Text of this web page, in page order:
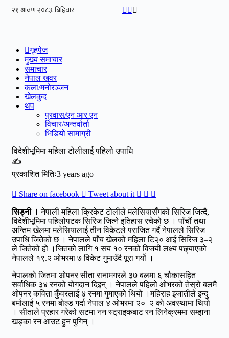
Skip
गृहपेज
मुख्य समाचार
समाचार
नेपाल खवर
कला/मनोरञ्जन
खेलकुद
थप
प्रवास/एन आर एन
विचार/अन्तर्वार्ता
भिडियो सामाग्री
विदेशीभूमिमा महिला टोलीलाई पहिलो उपाधि
✍
प्रकाशित मितिः3 years ago
Share on facebook Tweet about it
सिड्नी । नेपाली महिला क्रिकेट टोलीले मलेसियासँगको सिरिज जित्दै,
विदेशीभूमिमा पहिलोपटक सिरिज जित्ने इतिहास रचेको छ । पाँचौं तथा
अन्तिम खेलमा मलेसियालाई तीन विकेटले पराजित गर्दै नेपालले सिरिज
उपाधि जितेको छ । नेपालले पाँच खेलको महिला टि२० आई सिरिज ३–२
ले जितेको हो ।जितको लागि १ सय १० रनको विजयी लक्ष्य पछ्याएको
नेपालले १९.२ ओभरमा ७ विकेट गुमाउँदै पूरा गर्यो ।
नेपालको जितमा ओपनर सीता रानामगरले ३७ बलमा ६ चौकासहित
सर्वाधिक ३४ रनको योगदान दिइन् । नेपालले पहिलो ओभरको तेस्रो बलमै
ओपनर कविता कुँवरलाई ४ रनमा गुमाएको थियो ।महिराह इजातीले इन्दु
बर्मालाई ५ रनमा बोल्ड गर्दा नेपाल ४ ओभरमा २०–२ को अवस्थामा थियो
। सीताले प्रहार गरेको सटमा नन स्ट्राइकबाट रन लिनेक्रममा सम्झना
खड्का रन आउट हुन पुगिन् ।